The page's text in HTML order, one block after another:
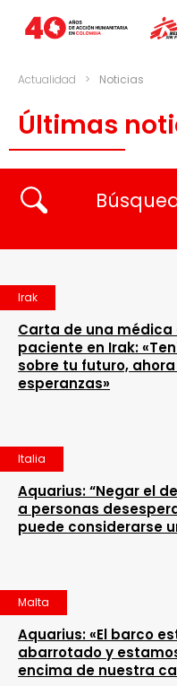
Actualidad > Noticias
Últimas
Irak
Carta de una médica
paciente en Irak:
sobre tu futuro,
esperanzas»
Italia
Aquarius: “Negar el
a personas
puede considerarse
Malta
Aquarius: «El barco
abarrotado y
encima de nuestra